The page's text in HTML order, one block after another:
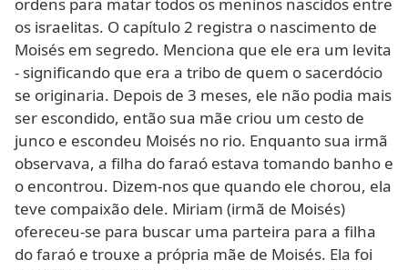
os israelitas. O capítulo 2 registra o nascimento de
Moisés em segredo. Menciona que ele era um levita
- significando que era a tribo de quem o sacerdócio
se originaria. Depois de 3 meses, ele não podia mais
ser escondido, então sua mãe criou um cesto de
junco e escondeu Moisés no rio. Enquanto sua irmã
observava, a filha do faraó estava tomando banho e
o encontrou. Dizem-nos que quando ele chorou, ela
teve compaixão dele. Miriam (irmã de Moisés)
ofereceu-se para buscar uma parteira para a filha
do faraó e trouxe a própria mãe de Moisés. Ela foi